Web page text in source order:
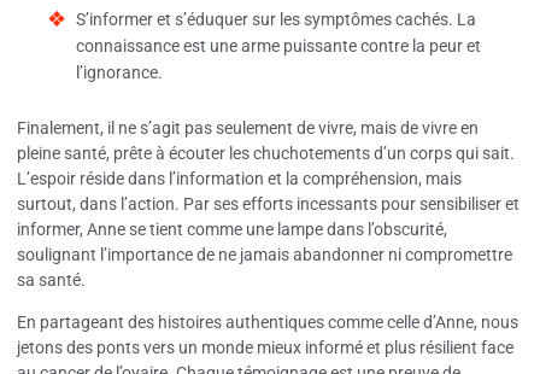
S’informer et s’éduquer sur les symptômes cachés. La
connaissance est une arme puissante contre la peur et
l’ignorance.
Finalement, il ne s’agit pas seulement de vivre, mais de vivre en
pleine santé, prête à écouter les chuchotements d’un corps qui sait.
L’espoir réside dans l’information et la compréhension, mais
surtout, dans l’action. Par ses efforts incessants pour sensibiliser et
informer, Anne se tient comme une lampe dans l’obscurité,
soulignant l’importance de ne jamais abandonner ni compromettre
sa santé.
En partageant des histoires authentiques comme celle d’Anne, nous
jetons des ponts vers un monde mieux informé et plus résilient face